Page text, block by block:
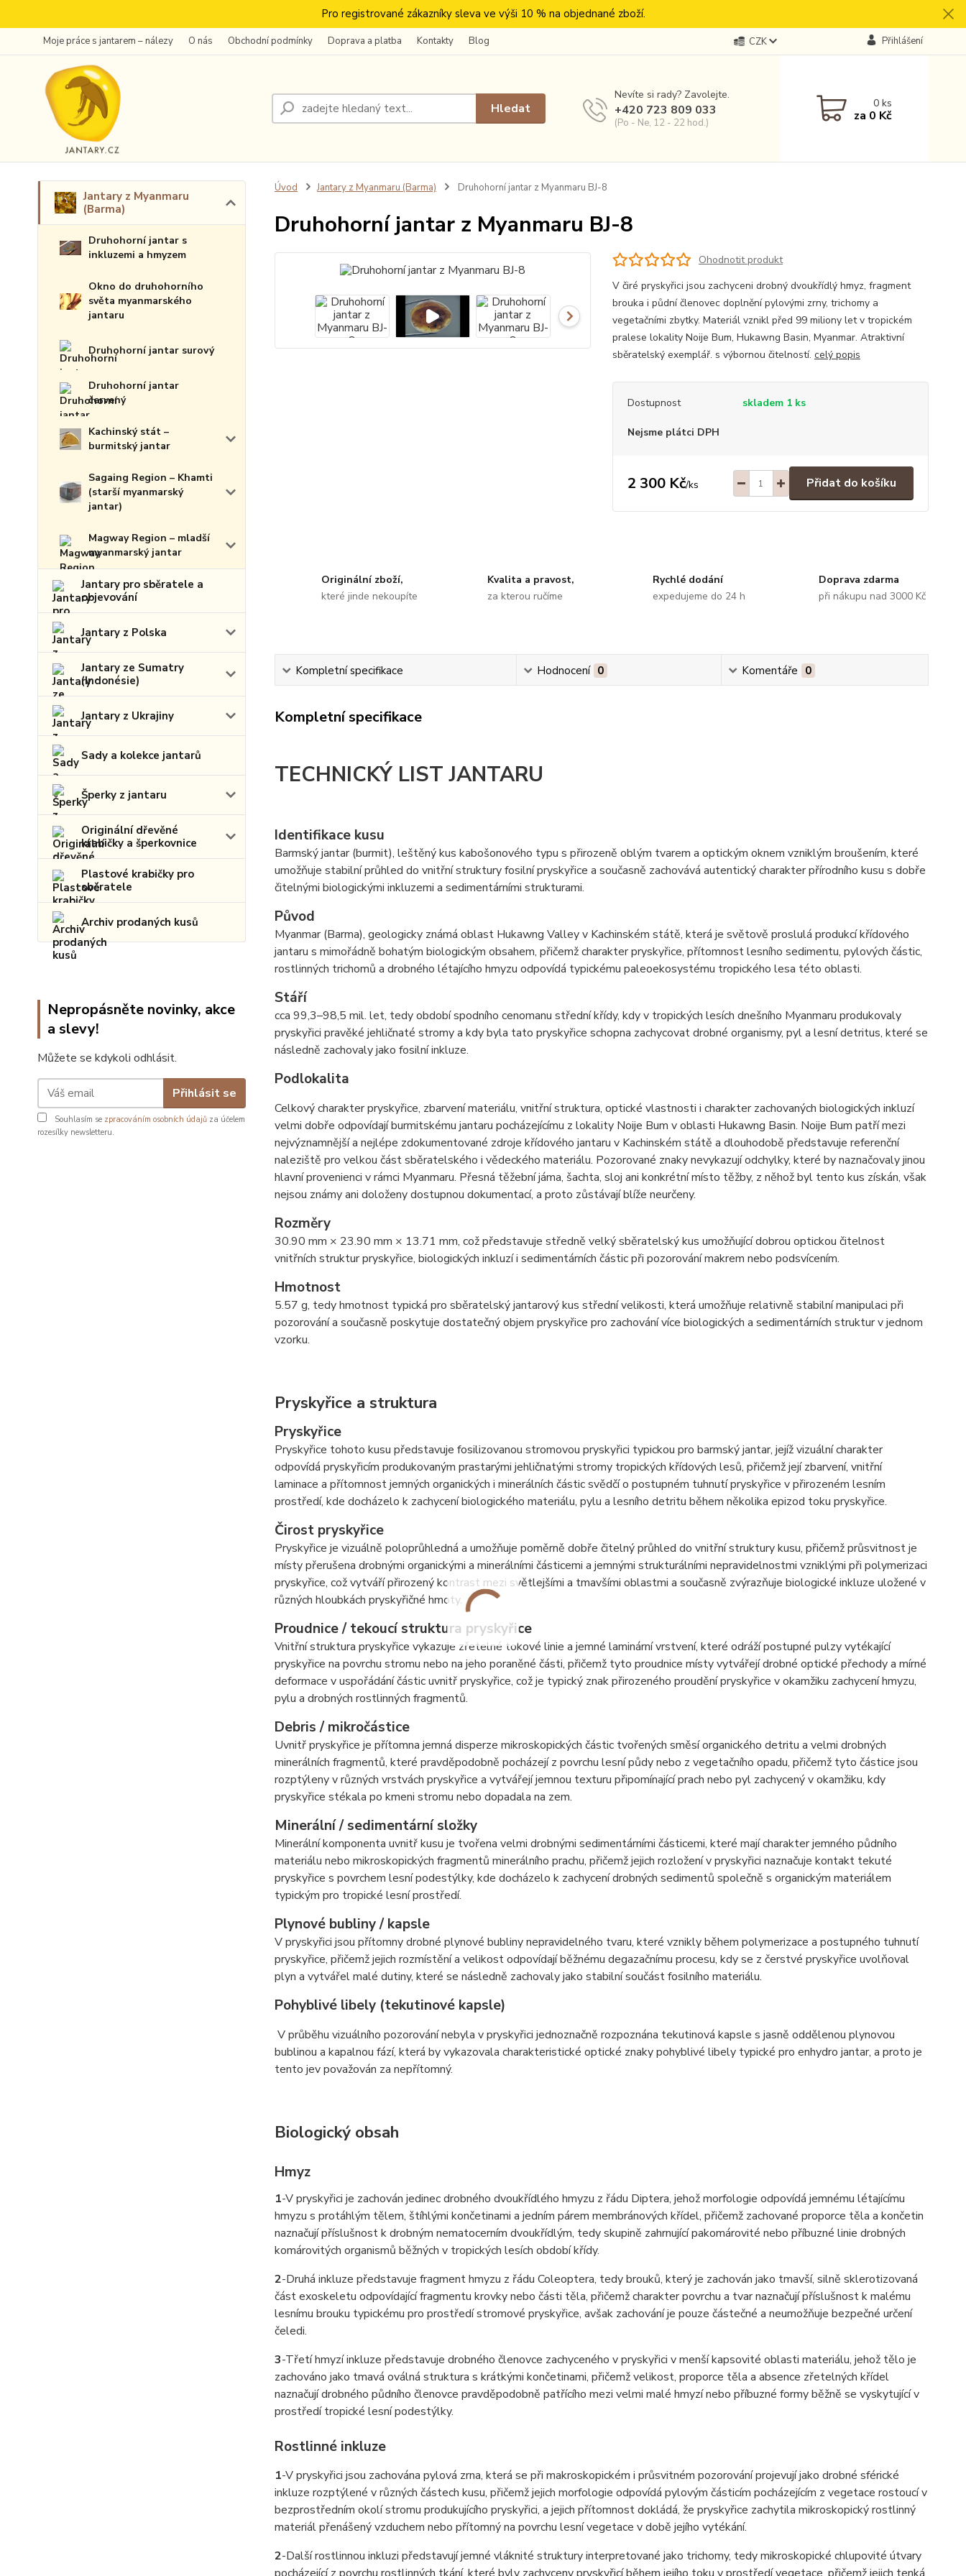
Pro registrované zákazníky sleva ve výši 10 % na objednané zboží.
Moje práce s jantarem – nálezy O nás Obchodní podmínky Doprava a platba Kontakty Blog CZK Přihlášení
Hledat
Nevíte si rady? Zavolejte.
+420 723 809 033
(Po - Ne, 12 - 22 hod.)
0ks
za 0 Kč
Jantary z Myanmaru
(Barma)
Druhohorní jantar s
inkluzemi a hmyzem
Okno do druhohorního
světa myanmarského
jantaru
Druhohorní jantar surový
Druhohorní jantar
červený
Kachinský stát –
burmitský jantar
Sagaing Region – Khamti
(starší myanmarský
jantar)
Magway Region – mladší
myanmarský jantar
Jantary pro sběratele a
objevování
Jantary z Polska
Jantary ze Sumatry
(Indonésie)
Jantary z Ukrajiny
Sady a kolekce jantarů
Šperky z jantaru
Originální dřevěné
krabičky a šperkovnice
Plastové krabičky pro
sběratele
Archiv prodaných kusů
Nepropásněte novinky, akce
a slevy!
Můžete se kdykoli odhlásit.
Přihlásit se
Souhlasím se zpracováním osobních údajů za účelem
rozesílky newsletteru.
Úvod Jantary z Myanmaru (Barma) Druhohorní jantar z Myanmaru BJ-8
Druhohorní jantar z Myanmaru BJ-8
Ohodnotit produkt
V čiré pryskyřici jsou zachyceni drobný dvoukřídlý hmyz, fragment
brouka i půdní členovec doplnění pylovými zrny, trichomy a
vegetačními zbytky. Materiál vznikl před 99 miliony let v tropickém
pralese lokality Noije Bum, Hukawng Basin, Myanmar. Atraktivní
sběratelský exemplář. s výbornou čitelností. celý popis
Dostupnost skladem 1 ks
Nejsme plátci DPH
2 300 Kč/ks Přidat do košíku
Originální zboží,
které jinde nekoupíte
Kvalita a pravost,
za kterou ručíme
Rychlé dodání
expedujeme do 24 h
Doprava zdarma
při nákupu nad 3000 Kč
Kompletní specifikace Hodnocení 0 Komentáře 0
Kompletní specifikace
TECHNICKÝ LIST JANTARU
Identifikace kusu
Barmský jantar (burmit), leštěný kus kabošonového typu s přirozeně oblým tvarem a optickým oknem vzniklým broušením, které
umožňuje stabilní průhled do vnitřní struktury fosilní pryskyřice a současně zachovává autentický charakter přírodního kusu s dobře
čitelnými biologickými inkluzemi a sedimentárními strukturami.
Původ
Myanmar (Barma), geologicky známá oblast Hukawng Valley v Kachinském státě, která je světově proslulá produkcí křídového
jantaru s mimořádně bohatým biologickým obsahem, přičemž charakter pryskyřice, přítomnost lesního sedimentu, pylových částic,
rostlinných trichomů a drobného létajícího hmyzu odpovídá typickému paleoekosystému tropického lesa této oblasti.
Stáří
cca 99,3–98,5 mil. let, tedy období spodního cenomanu střední křídy, kdy v tropických lesích dnešního Myanmaru produkovaly
pryskyřici pravěké jehličnaté stromy a kdy byla tato pryskyřice schopna zachycovat drobné organismy, pyl a lesní detritus, které se
následně zachovaly jako fosilní inkluze.
Podlokalita
Celkový charakter pryskyřice, zbarvení materiálu, vnitřní struktura, optické vlastnosti i charakter zachovaných biologických inkluzí
velmi dobře odpovídají burmitskému jantaru pocházejícímu z lokality Noije Bum v oblasti Hukawng Basin. Noije Bum patří mezi
nejvýznamnější a nejlépe zdokumentované zdroje křídového jantaru v Kachinském státě a dlouhodobě představuje referenční
naleziště pro velkou část sběratelského i vědeckého materiálu. Pozorované znaky nevykazují odchylky, které by naznačovaly jinou
hlavní provenienci v rámci Myanmaru. Přesná těžební jáma, šachta, sloj ani konkrétní místo těžby, z něhož byl tento kus získán, však
nejsou známy ani doloženy dostupnou dokumentací, a proto zůstávají blíže neurčeny.
Rozměry
30.90 mm × 23.90 mm × 13.71 mm, což představuje středně velký sběratelský kus umožňující dobrou optickou čitelnost
vnitřních struktur pryskyřice, biologických inkluzí i sedimentárních částic při pozorování makrem nebo podsvícením.
Hmotnost
5.57 g, tedy hmotnost typická pro sběratelský jantarový kus střední velikosti, která umožňuje relativně stabilní manipulaci při
pozorování a současně poskytuje dostatečný objem pryskyřice pro zachování více biologických a sedimentárních struktur v jednom
vzorku.
Pryskyřice a struktura
Pryskyřice
Pryskyřice tohoto kusu představuje fosilizovanou stromovou pryskyřici typickou pro barmský jantar, jejíž vizuální charakter
odpovídá pryskyřicím produkovaným prastarými jehličnatými stromy tropických křídových lesů, přičemž její zbarvení, vnitřní
laminace a přítomnost jemných organických i minerálních částic svědčí o postupném tuhnutí pryskyřice v přirozeném lesním
prostředí, kde docházelo k zachycení biologického materiálu, pylu a lesního detritu během několika epizod toku pryskyřice.
Čirost pryskyřice
Pryskyřice je vizuálně poloprůhledná a umožňuje poměrně dobře čitelný průhled do vnitřní struktury kusu, přičemž průsvitnost je
místy přerušena drobnými organickými a minerálními částicemi a jemnými strukturálními nepravidelnostmi vzniklými při polymerizaci
pryskyřice, což vytváří přirozený kontrast mezi světlejšími a tmavšími oblastmi a současně zvýrazňuje biologické inkluze uložené v
různých hloubkách pryskyřičné hmoty.
Proudnice / tekoucí struktura pryskyřice
Vnitřní struktura pryskyřice vykazuje zřetelné tokové linie a jemné laminární vrstvení, které odráží postupné pulzy vytékající
pryskyřice na povrchu stromu nebo na jeho poraněné části, přičemž tyto proudnice místy vytvářejí drobné optické přechody a mírné
deformace v uspořádání částic uvnitř pryskyřice, což je typický znak přirozeného proudění pryskyřice v okamžiku zachycení hmyzu,
pylu a drobných rostlinných fragmentů.
Debris / mikročástice
Uvnitř pryskyřice je přítomna jemná disperze mikroskopických částic tvořených směsí organického detritu a velmi drobných
minerálních fragmentů, které pravděpodobně pocházejí z povrchu lesní půdy nebo z vegetačního opadu, přičemž tyto částice jsou
rozptýleny v různých vrstvách pryskyřice a vytvářejí jemnou texturu připomínající prach nebo pyl zachycený v okamžiku, kdy
pryskyřice stékala po kmeni stromu nebo dopadala na zem.
Minerální / sedimentární složky
Minerální komponenta uvnitř kusu je tvořena velmi drobnými sedimentárními částicemi, které mají charakter jemného půdního
materiálu nebo mikroskopických fragmentů minerálního prachu, přičemž jejich rozložení v pryskyřici naznačuje kontakt tekuté
pryskyřice s povrchem lesní podestýlky, kde docházelo k zachycení drobných sedimentů společně s organickým materiálem
typickým pro tropické lesní prostředí.
Plynové bubliny / kapsle
V pryskyřici jsou přítomny drobné plynové bubliny nepravidelného tvaru, které vznikly během polymerizace a postupného tuhnutí
pryskyřice, přičemž jejich rozmístění a velikost odpovídají běžnému degazačnímu procesu, kdy se z čerstvé pryskyřice uvolňoval
plyn a vytvářel malé dutiny, které se následně zachovaly jako stabilní součást fosilního materiálu.
Pohyblivé libely (tekutinové kapsle)
V průběhu vizuálního pozorování nebyla v pryskyřici jednoznačně rozpoznána tekutinová kapsle s jasně oddělenou plynovou
bublinou a kapalnou fází, která by vykazovala charakteristické optické znaky pohyblivé libely typické pro enhydro jantar, a proto je
tento jev považován za nepřítomný.
Biologický obsah
Hmyz
1-V pryskyřici je zachován jedinec drobného dvoukřídlého hmyzu z řádu Diptera, jehož morfologie odpovídá jemnému létajícímu
hmyzu s protáhlým tělem, štíhlými končetinami a jedním párem membránových křídel, přičemž zachované proporce těla a končetin
naznačují příslušnost k drobným nematocerním dvoukřídlým, tedy skupině zahrnující pakomárovité nebo příbuzné linie drobných
komárovitých organismů běžných v tropických lesích období křídy.
2-Druhá inkluze představuje fragment hmyzu z řádu Coleoptera, tedy brouků, který je zachován jako tmavší, silně sklerotizovaná
část exoskeletu odpovídající fragmentu krovky nebo části těla, přičemž charakter povrchu a tvar naznačují příslušnost k malému
lesnímu brouku typickému pro prostředí stromové pryskyřice, avšak zachování je pouze částečné a neumožňuje bezpečné určení
čeledi.
3-Třetí hmyzí inkluze představuje drobného členovce zachyceného v pryskyřici v menší kapsovité oblasti materiálu, jehož tělo je
zachováno jako tmavá oválná struktura s krátkými končetinami, přičemž velikost, proporce těla a absence zřetelných křídel
naznačují drobného půdního členovce pravděpodobně patřícího mezi velmi malé hmyzí nebo příbuzné formy běžně se vyskytující v
prostředí tropické lesní podestýlky.
Rostlinné inkluze
1-V pryskyřici jsou zachována pylová zrna, která se při makroskopickém i průsvitném pozorování projevují jako drobné sférické
inkluze rozptýlené v různých částech kusu, přičemž jejich morfologie odpovídá pylovým částicím pocházejícím z vegetace rostoucí v
bezprostředním okolí stromu produkujícího pryskyřici, a jejich přítomnost dokládá, že pryskyřice zachytila mikroskopický rostlinný
materiál přenášený vzduchem nebo přítomný na povrchu lesní vegetace v době jejího vytékání.
2-Další rostlinnou inkluzi představují jemné vláknité struktury interpretované jako trichomy, tedy mikroskopické chlupovité útvary